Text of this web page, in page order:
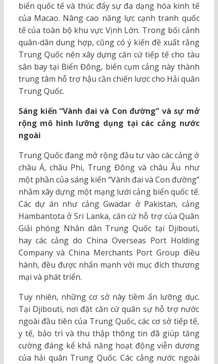
biển quốc tế và thúc đẩy sự đa dạng hóa kinh tế
của Macao. Nâng cao năng lực cạnh tranh quốc
tế của toàn bộ khu vực Vịnh Lớn. Trong bối cảnh
quân-dân dung hợp, cũng có ý kiến đề xuất rằng
Trung Quốc nên xây dựng căn cứ tiếp tế cho tàu
sân bay tại Biển Đông, biến cụm cảng này thành
trung tâm hỗ trợ hậu cần chiến lược cho Hải quân
Trung Quốc.
Sáng kiến “Vành đai và Con đường” và sự mở
rộng mô hình lưỡng dụng tại các cảng nước
ngoài
Trung Quốc đang mở rộng đầu tư vào các cảng ở
châu Á, châu Phi, Trung Đông và châu Âu như
một phần của sáng kiến “Vành đai và Con đường”
nhằm xây dựng một mạng lưới cảng biển quốc tế.
Các dự án như cảng Gwadar ở Pakistan, cảng
Hambantota ở Sri Lanka, căn cứ hỗ trợ của Quân
Giải phóng Nhân dân Trung Quốc tại Djibouti,
hay các cảng do China Overseas Port Holding
Company và China Merchants Port Group điều
hành, đều được nhấn mạnh với mục đích thương
mại và phát triển.
Tuy nhiên, những cơ sở này tiềm ẩn lưỡng dục.
Tại Djibouti, nơi đặt căn cứ quân sự hỗ trợ nước
ngoài đầu tiên của Trung Quốc, các cơ sở tiếp tế,
y tế, bảo trì và thu thập thông tin đã giúp tăng
cường đáng kể khả năng hoạt động viễn dương
của hải quân Trung Quốc. Các cảng nước ngoài